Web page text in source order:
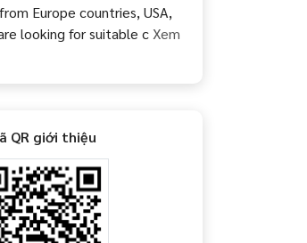
Europe countries, USA,
looking for suitable cXem
QR giới thiệu